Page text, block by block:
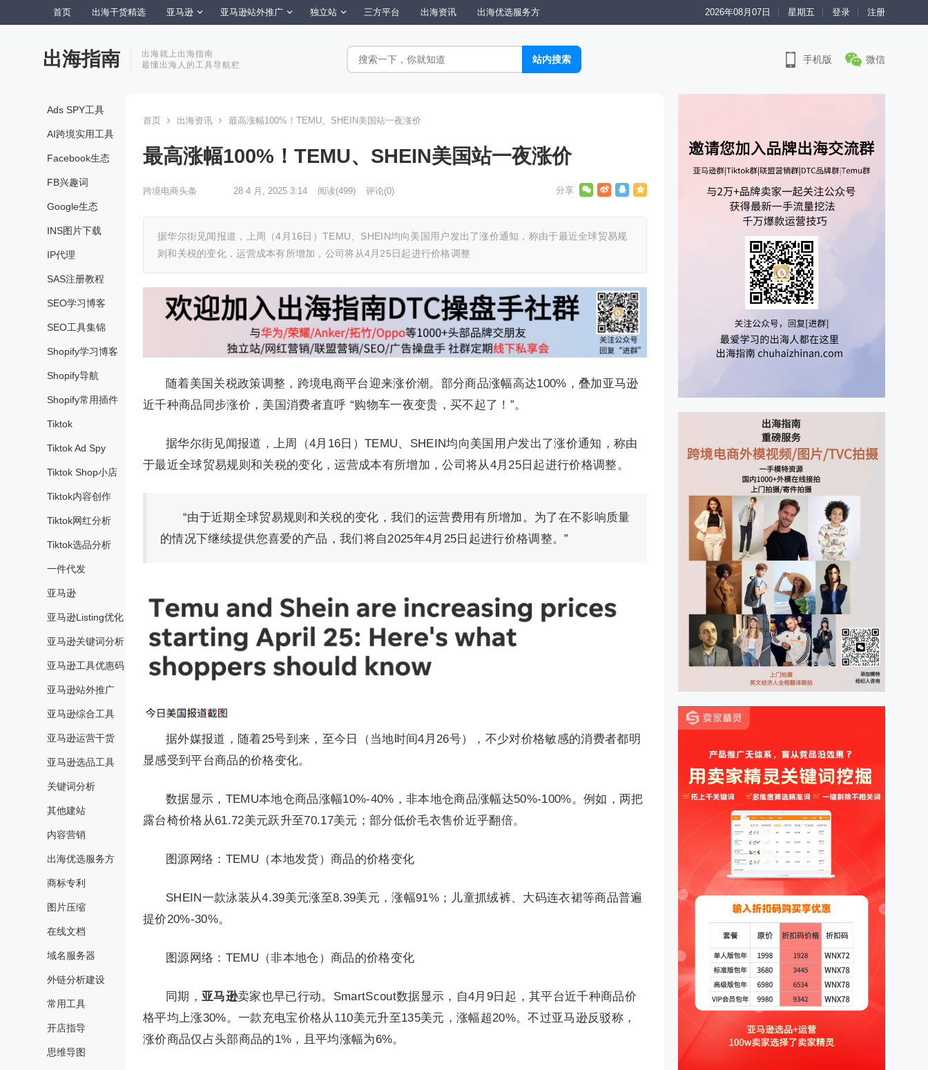
首页 出海干货精选 亚马逊 亚马逊站外推广 独立站 三方平台 出海资讯 出海优选服务方 2026年08月07日 星期五 登录 注册
出海指南
出海就上出海指南
最懂出海人的工具导航栏
手机版 微信
Ads SPY工具
AI跨境实用工具
Facebook生态
FB兴趣词
Google生态
INS图片下载
IP代理
SAS注册教程
SEO学习博客
SEO工具集锦
Shopify学习博客
Shopify导航
Shopify常用插件
Tiktok
Tiktok Ad Spy
Tiktok Shop小店
Tiktok内容创作
Tiktok网红分析
Tiktok选品分析
一件代发
亚马逊
亚马逊Listing优化
亚马逊关键词分析
亚马逊工具优惠码
亚马逊站外推广
亚马逊综合工具
亚马逊运营干货
亚马逊选品工具
关键词分析
其他建站
内容营销
出海优选服务方
商标专利
图片压缩
在线文档
域名服务器
外链分析建设
常用工具
开店指导
思维导图
首页 出海资讯 最高涨幅100%！TEMU、SHEIN美国站一夜涨价
最高涨幅100%！TEMU、SHEIN美国站一夜涨价
跨境电商头条 28 4 月, 2025 3:14 阅读(499) 评论(0)
据华尔街见闻报道，上周（4月16日）TEMU、SHEIN均向美国用户发出了涨价通知，称由于最近全球贸易规
则和关税的变化，运营成本有所增加，公司将从4月25日起进行价格调整
随着美国关税政策调整，跨境电商平台迎来涨价潮。部分商品涨幅高达100%，叠加亚马逊
近千种商品同步涨价，美国消费者直呼 “购物车一夜变贵，买不起了！”。
据华尔街见闻报道，上周（4月16日）TEMU、SHEIN均向美国用户发出了涨价通知，称由
于最近全球贸易规则和关税的变化，运营成本有所增加，公司将从4月25日起进行价格调整。
“由于近期全球贸易规则和关税的变化，我们的运营费用有所增加。为了在不影响质量
的情况下继续提供您喜爱的产品，我们将自2025年4月25日起进行价格调整。”
据外媒报道，随着25号到来，至今日（当地时间4月26号），不少对价格敏感的消费者都明
显感受到平台商品的价格变化。
数据显示，TEMU本地仓商品涨幅10%-40%，非本地仓商品涨幅达50%-100%。例如，两把
露台椅价格从61.72美元跃升至70.17美元；部分低价毛衣售价近乎翻倍。
图源网络：TEMU（本地发货）商品的价格变化
SHEIN一款泳装从4.39美元涨至8.39美元，涨幅91%；儿童抓绒裤、大码连衣裙等商品普遍
提价20%-30%。
图源网络：TEMU（非本地仓）商品的价格变化
同期， 亚马逊卖家也早已行动。SmartScout数据显示，自4月9日起，其平台近千种商品价
格平均上涨30%。一款充电宝价格从110美元升至135美元，涨幅超20%。不过亚马逊反驳称，
涨价商品仅占头部商品的1%，且平均涨幅为6%。